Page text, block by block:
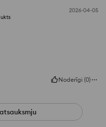
2026-04-05
Noderīgi (0)